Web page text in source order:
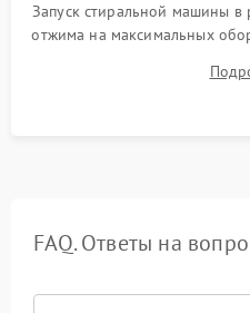
Запуск стиральной машины
отжима на максимальных
корректности слива,
посторонних стуков и
FAQ. Ответы на